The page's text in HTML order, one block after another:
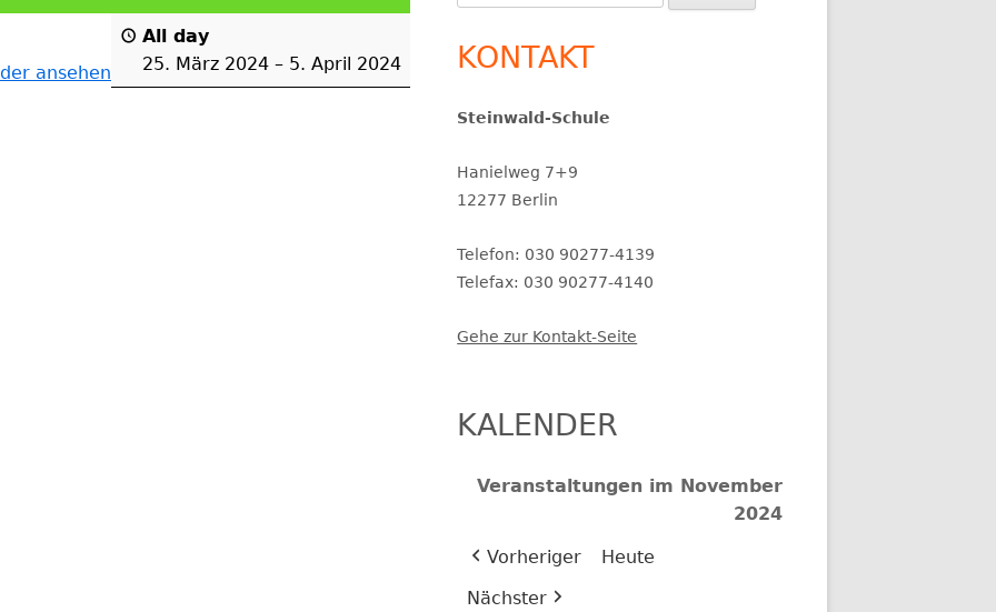
KOLLEGIUMUNTERSTÜTZTE KOMMUNIKATION
All day
25. März 2024 – 5. April 2024
ansehen
nach:
KONTAKT
Steinwald-Schule
Hanielweg 7+9
12277 Berlin
Telefon: 030 90277-4139
Telefax: 030 90277-4140
Gehe zur Kontakt-Seite
KALENDER
Veranstaltungen im November
2024
Vorheriger
Heute
Nächster